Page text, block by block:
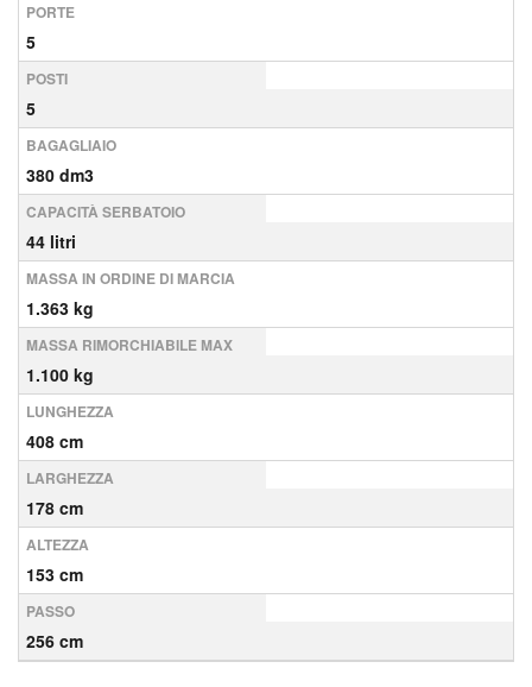
PORTE
5
POSTI
5
BAGAGLIAIO
380 dm3
CAPACITÀ SERBATOIO
44 litri
MASSA IN ORDINE DI MARCIA
1.363 kg
MASSA RIMORCHIABILE MAX
1.100 kg
LUNGHEZZA
408 cm
LARGHEZZA
178 cm
ALTEZZA
153 cm
PASSO
256 cm